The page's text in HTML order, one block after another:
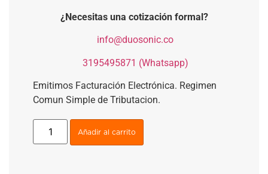
¿Necesitas una cotización formal?
info@duosonic.co
3195495871 (Whatsapp)
Emitimos Facturación Electrónica. Regimen
Comun Simple de Tributacion.
Añadir al carrito